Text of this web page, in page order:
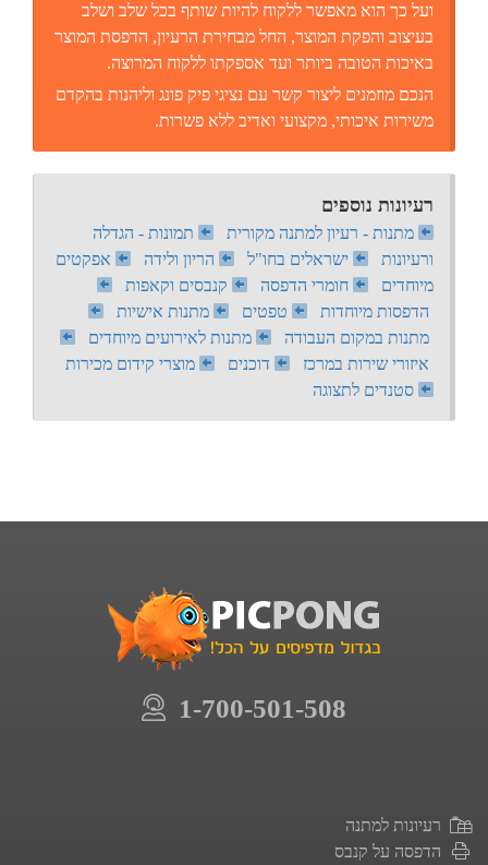
ועל כך הוא מאפשר ללקוח להיות שותף בכל שלב ושלב
בעיצוב והפקת המוצר, החל מבחירת הרעיון, הדפסת המוצר
באיכות הטובה ביותר ועד אספקתו ללקוח המרוצה.
הנכם מוזמנים ליצור קשר עם נציגי פיק פונג וליהנות בהקדם
משירות איכותי, מקצועי ואדיב ללא פשרות.
רעיונות נוספים
מתנות - רעיון למתנה מקורית
תמונות - הגדלה
ורעיונות
ישראלים בחו"ל הריון ולידה
אפקטים
מיוחדים
חומרי הדפסה
קנבסים וקאפות
הדפסות מיוחדות
טפטים
מתנות אישיות
מתנות במקום העבודה
מתנות לאירועים מיוחדים
איזורי שירות במרכז
דוכנים
מוצרי קידום מכירות
סטנדים לתצוגה
1-700-501-508
רעיונות למתנה
הדפסה על קנבס